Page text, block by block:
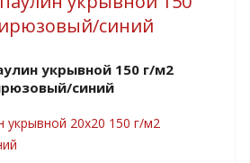
укрывной 150 г/м2
синий
укрывной 20х20 150 г/м2